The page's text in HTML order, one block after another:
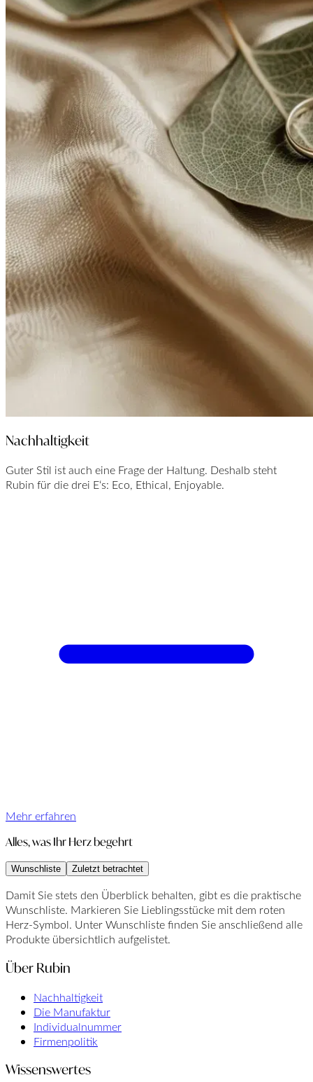
Nachhaltigkeit
Guter Stil ist auch eine Frage der Haltung. Deshalb steht
Rubin für die drei E‘s: Eco, Ethical, Enjoyable.
Mehr erfahren
Alles, was Ihr Herz begehrt
Wunschliste Zuletzt betrachtet
Damit Sie stets den Überblick behalten, gibt es die praktische
Wunschliste. Markieren Sie Lieblingsstücke mit dem roten
Herz-Symbol. Unter Wunschliste finden Sie anschließend alle
Produkte übersichtlich aufgelistet.
Über Rubin
Nachhaltigkeit
Die Manufaktur
Individualnummer
Firmenpolitik
Wissenswertes